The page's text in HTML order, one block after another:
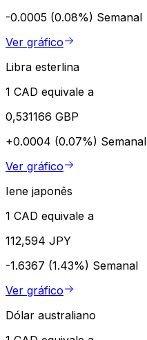
-0.0005 (0.08%) Semanal
Ver gráfico
Libra esterlina
1 CAD equivale a
0,531166 GBP
+0.0004 (0.07%) Semanal
Ver gráfico
Iene japonês
1 CAD equivale a
112,594 JPY
-1.6367 (1.43%) Semanal
Ver gráfico
Dólar australiano